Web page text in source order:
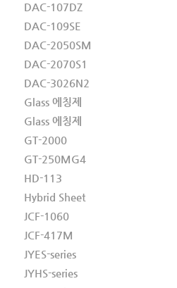
DAC-107DZ
DAC-109SE
DAC-2050SM
DAC-2070S1
DAC-3026N2
Glass 에칭제
Glass 에칭제
GT-2000
GT-250MG4
HD-113
Hybrid Sheet
JCF-1060
JCF-417M
JYES-series
JYHS-series